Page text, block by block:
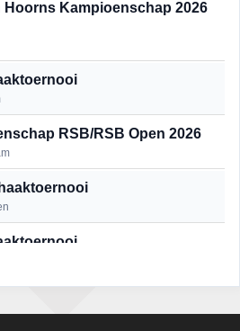
Hoorns Kampioenschap 2026
RSB/RSB Open 2026